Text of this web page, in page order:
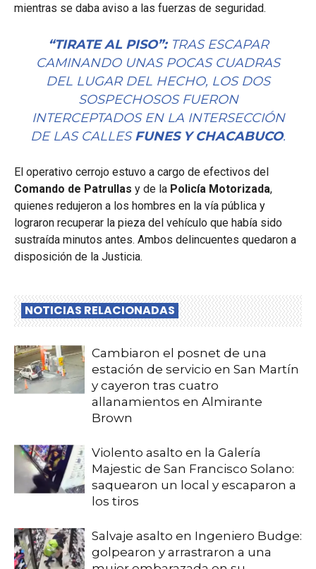
mientras se daba aviso a las fuerzas de seguridad.
“TIRATE AL PISO”:TRAS ESCAPAR
CAMINANDO UNAS POCAS CUADRAS
DEL LUGAR DEL HECHO, LOS DOS
SOSPECHOSOS FUERON
INTERCEPTADOS EN LA INTERSECCIÓN
DE LAS CALLESFUNES Y CHACABUCO.
El operativo cerrojo estuvo a cargo de efectivos del
Comando de Patrullas y de la Policía Motorizada,
quienes redujeron a los hombres en la vía pública y
lograron recuperar la pieza del vehículo que había sido
sustraída minutos antes. Ambos delincuentes quedaron a
disposición de la Justicia.
NOTICIAS RELACIONADAS
Cambiaron el posnet de una
estación de servicio en San Martín
y cayeron tras cuatro
allanamientos en Almirante
Brown
Violento asalto en la Galería
Majestic de San Francisco Solano:
saquearon un local y escaparon a
los tiros
Salvaje asalto en Ingeniero Budge:
golpearon y arrastraron a una